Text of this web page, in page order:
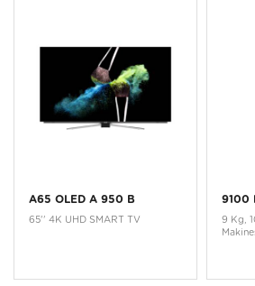
A65 OLED A 950 B
65'' 4K UHD SMART TV
9100
9 Kg,